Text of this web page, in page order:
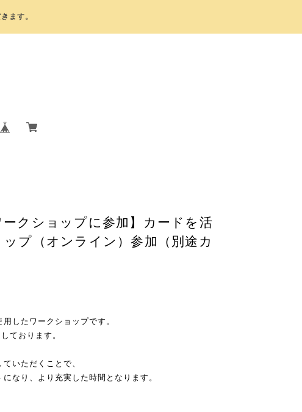
ます。
ークショップに参加】カードを活
プ（オンライン）参加（別途カ
したワークショップです。
ております。
いただくことで、
なり、より充実した時間となります。